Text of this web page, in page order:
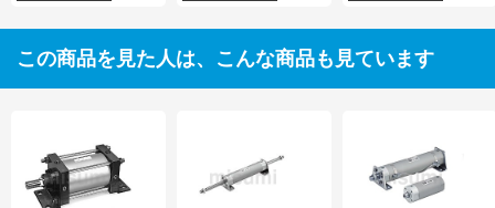
この商品を見た人は、こんな商品も見ています